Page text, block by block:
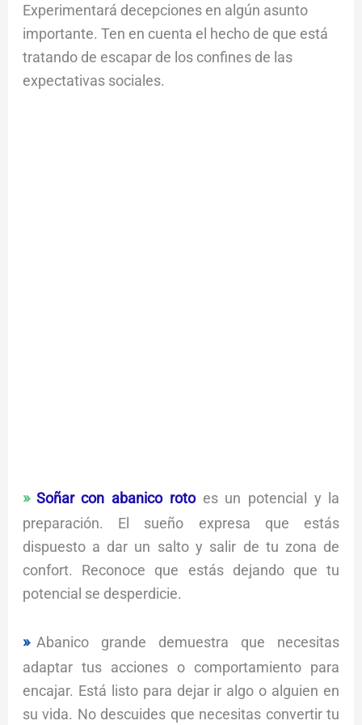
Experimentará decepciones en algún asunto
importante. Ten en cuenta el hecho de que está
tratando de escapar de los confines de las
expectativas sociales.
Soñar con abanico rotoes un potencial y la
preparación. El sueño expresa que estás
dispuesto a dar un salto y salir de tu zona de
confort. Reconoce que estás dejando que tu
potencial se desperdicie.
Abanico grande demuestra que necesitas
adaptar tus acciones o comportamiento para
encajar. Está listo para dejar ir algo o alguien en
su vida. No descuides que necesitas convertir tu